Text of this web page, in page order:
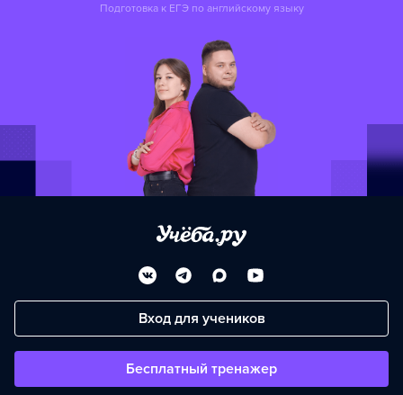
Подготовка к ЕГЭ по английскому языку
Вход для учеников
Бесплатный тренажер